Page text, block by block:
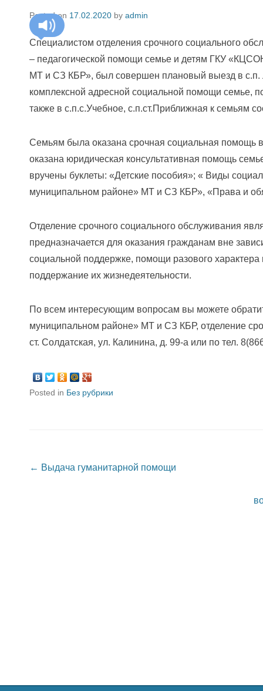
Posted on 17.02.2020 by admin
Специалистом отделения срочного социального
– педагогической помощи семье и детям ГКУ
МТ и СЗ КБР», был совершен плановый выезд в с.п.
комплексной адресной социальной помощи семье,
также в с.п.с.Учебное, с.п.ст.Приближная к семьям
Семьям была оказана срочная социальная помощь
оказана юридическая консультативная помощь
вручены буклеты: «Детские пособия»; « Виды
муниципальном районе» МТ и СЗ КБР», «Права и
Отделение срочного социального обслуживания
предназначается для оказания гражданам вне
социальной поддержке, помощи разового
поддержание их жизнедеятельности.
По всем интересующим вопросам вы можете
муниципальном районе» МТ и СЗ КБР, отделение
ст. Солдатская, ул. Калинина, д. 99-а или по тел.
Posted in Без рубрики
Post navigation
← Выдача гуманитарной помощи